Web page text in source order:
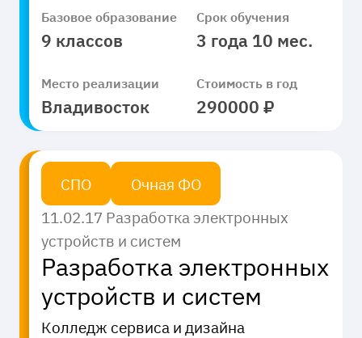
Базовое образование
9 классов
Срок обучения
3 года 10 мес.
Место реализации
Владивосток
Стоимость в год
290000 ₽
СПО
Очная ФО
11.02.17 Разработка электронных
устройств и систем
Разработка электронных
устройств и систем
Колледж сервиса и дизайна